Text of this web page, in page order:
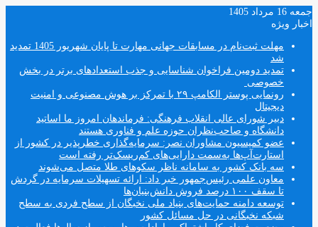
جمعه 16 مرداد 1405
اخبار ویژه
مهلت ثبت‌نام در مسابقات جهانی مهارت تا پایان شهریور 1405 تمدید
شد
تمدید دومین فراخوان شناسایی و جذب استعدادهای برتر در بخش
خصوصی
رونمایی پوستر الکامپ ۲۹ با تمرکز بر هوش مصنوعی و امنیت
دیجیتال
دبیر شورای عالی انقلاب فرهنگی: فرماندهان امروز ما اساتید
دانشگاه و صاحب‌نظران حوزه علم و فناوری هستند
عضو کمیسیون مشاوران نصر: سرمایه‌گذاری خطرپذیر در کشور از
استارت‌آپ‌ها به‌سمت دارایی‌های کم‌ریسک‌تر رفته است
سه بانک کشور به سامانه ناظر سکوهای طلا متصل می‌شوند
معاون علمی رئیس‌جمهور خبر داد: ارائه تسهیلات سرمایه در گردش
تا سقف ۱۰۰ درصد فروش دانش‌بنیان‌ها
توسعه دامنه حمایت‌های بنیاد ملی نخبگان از سطح فردی به سطح
شبکه نخبگانی در حل مسائل کشور